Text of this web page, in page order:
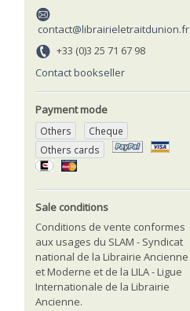
contact@librairieletraitdunion.fr
+33 (0)3 25 71 67 98
Contact bookseller
Payment mode
Others
Cheque
Others cards
Sale conditions
Conditions de vente conformes
aux usages du SLAM - Syndicat
national de la Librairie Ancienne
et Moderne et de la LILA - Ligue
Internationale de la Librairie
Ancienne.